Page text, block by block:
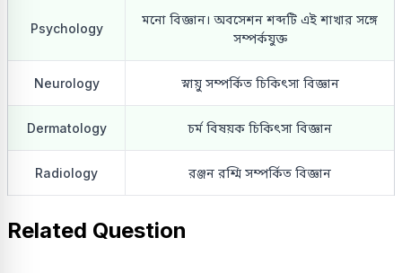
Psychology
মনো বিজ্ঞান। অবসেশন শব্দটি এই শাখার সঙ্গে
সম্পর্কযুক্ত
Neurology স্নায়ু সম্পর্কিত চিকিৎসা বিজ্ঞান
Dermatology চর্ম বিষয়ক চিকিৎসা বিজ্ঞান
Radiology রঞ্জন রশ্মি সম্পর্কিত বিজ্ঞান
Related Question